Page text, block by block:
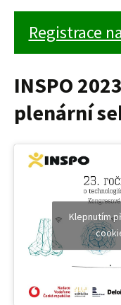
Registrace
INSPO
plenární
Klepnutím